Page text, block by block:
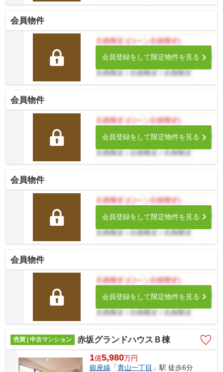
会員物件
会員登録をして限定物件を見る
会員物件
会員登録をして限定物件を見る
会員物件
会員登録をして限定物件を見る
会員物件
会員登録をして限定物件を見る
売買 | 中古マンション 赤坂グランドハウスＢ棟
1億5,980万円
銀座線 「青山一丁目 」駅 徒歩6分